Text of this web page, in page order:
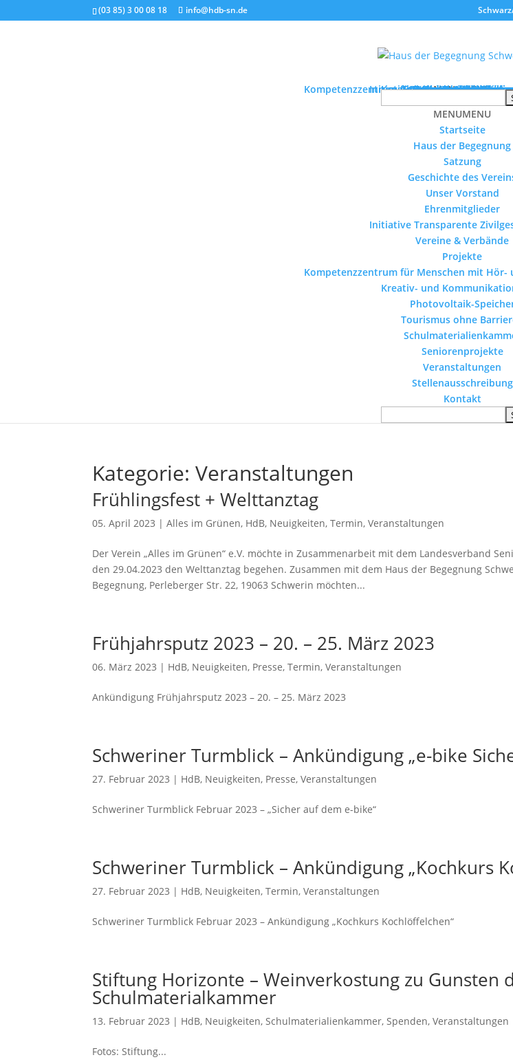
(03 85) 3 00 08 18 info@hdb-sn.de
MENUMENU
Startseite
Haus der Begegnung
Satzung
Geschichte des
Unser Vorstand
Ehrenmitglieder
Initiative Transparente
Vereine & Verbände
Projekte
Kompetenzzentrum für Menschen mit Hör-
Kreativ- undPhotovoltaik-
Tourismus ohne
Seniorenprojekte
Veranstaltungen
Stellenausschreibung
Kontakt
MENUMENU
Startseite
Haus der Begegnung
Satzung
Geschichte des
Unser Vorstand
Ehrenmitglieder
Initiative Transparente
Vereine & Verbände
Projekte
Kompetenzzentrum für Menschen mit Hör-
Kreativ- und
Photovoltaik-
Tourismus ohne
Seniorenprojekte
Veranstaltungen
Stellenausschreibung
Kontakt
Kategorie:Veranstaltungen
Frühlingsfest + Welttanztag
05. April 2023 |Alles im Grünen, HdB, Neuigkeiten,Termin,Veranstaltungen
Der Verein „Alles im Grünen“ e.V. möchte in Zusammenarbeit mit dem Landesverband
den 29.04.2023 den Welttanztag begehen. Zusammen mit dem Haus der Begegnung
Begegnung, Perleberger Str. 22, 19063 Schwerin möchten...
Frühjahrsputz 2023 – 20. – 25. März 2023
06. März 2023 | HdB, Neuigkeiten, Presse,Termin,Veranstaltungen
Ankündigung Frühjahrsputz 2023 – 20. – 25. März 2023
Schweriner Turmblick – Ankündigung „e-bike
27. Februar 2023 | HdB, Neuigkeiten, Presse,Veranstaltungen
Schweriner Turmblick Februar 2023 – „Sicher auf dem e-bike“
Schweriner Turmblick – Ankündigung „Kochkurs
27. Februar 2023 | HdB, Neuigkeiten,Termin,Veranstaltungen
Schweriner Turmblick Februar 2023 – Ankündigung „Kochkurs Kochlöffelchen“
Stiftung Horizonte – Weinverkostung zu Gunsten
Schulmaterialkammer
13. Februar 2023 | HdB, Neuigkeiten,Schulmaterialienkammer,Spenden,Veranstaltungen
Fotos: Stiftung...